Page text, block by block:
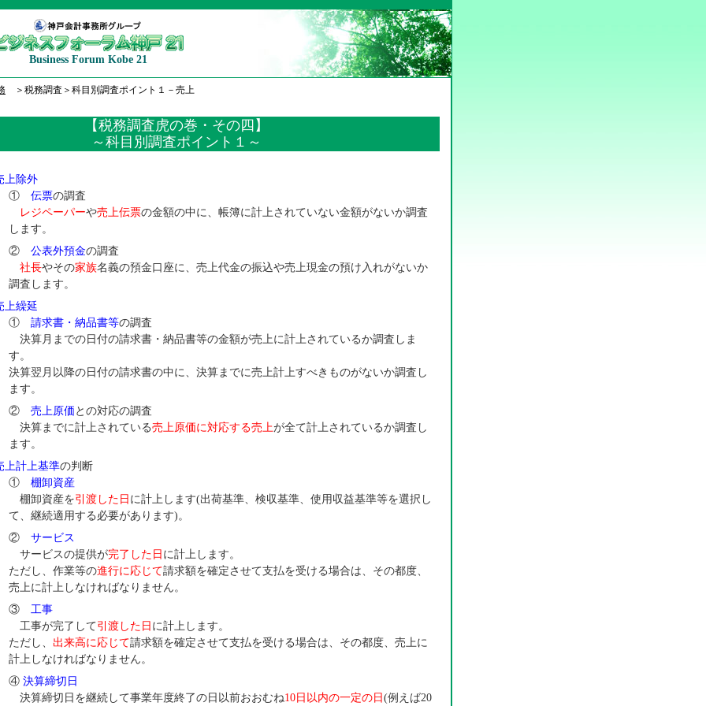
Business Forum Kobe 21
＞税務調査＞科目別調査ポイント１－売上
【税務調査虎の巻・その四】
～科目別調査ポイント１～
上除外
① 伝票の調査
レジペーパーや売上伝票の金額の中に、帳簿に計上されていない金額がないか調査
します。
② 公表外預金の調査
社長やその家族名義の預金口座に、売上代金の振込や売上現金の預け入れがないか
調査します。
上繰延
① 請求書・納品書等の調査
決算月までの日付の請求書・納品書等の金額が売上に計上されているか調査しま
す。
決算翌月以降の日付の請求書の中に、決算までに売上計上すべきものがないか調査し
ます。
② 売上原価 との対応の調査
決算までに計上されている売上原価に対応する売上が全て計上されているか調査し
ます。
上計上基準の判断
① 棚卸資産
棚卸資産を引渡した日 に計上します(出荷基準、検収基準、使用収益基準等を選択し
て、継続適用する必要があります)。
② サービス
サービスの提供が完了した日 に計上します。
ただし、作業等の進行に応じて請求額を確定させて支払を受ける場合は、その都度、
売上に計上しなければなりません。
③ 工事
工事が完了して引渡した日 に計上します。
ただし、 出来高に応じて請求額を確定させて支払を受ける場合は、その都度、売上に
計上しなければなりません。
④ 決算締切日
決算締切日を継続して事業年度終了の日以前おおむね10日以内の一定の日 (例えば20